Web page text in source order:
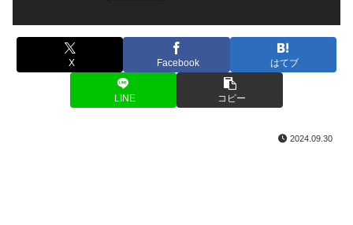
X Facebook はてブ
LINE コピー
2024.09.30